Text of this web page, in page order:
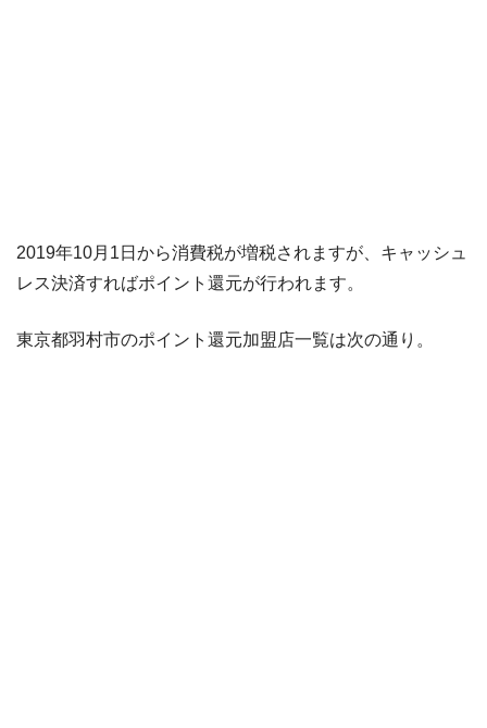
2019年10月1日から消費税が増税されますが、キャッシュ
レス決済すればポイント還元が行われます。
東京都羽村市のポイント還元加盟店一覧は次の通り。